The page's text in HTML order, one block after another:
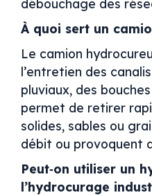
débouchage des
À quoi sert un
Le camion
l’entretien des
pluviaux, des
permet de retirer
solides, sables ou
débit ou provoquent
Peut‑on utiliser un
l’hydrocurage